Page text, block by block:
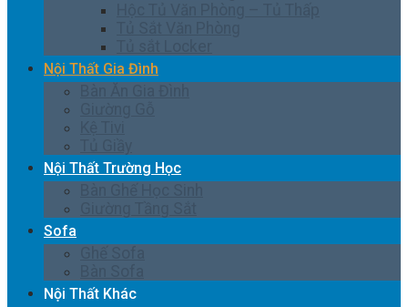
Nội Thất Gia Đình
Nội Thất Trường Học
Sofa
Nội Thất Khác